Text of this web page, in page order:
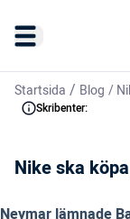
Startsida / Blog /
Skribenter:
Nike ska
Neymar lämnade